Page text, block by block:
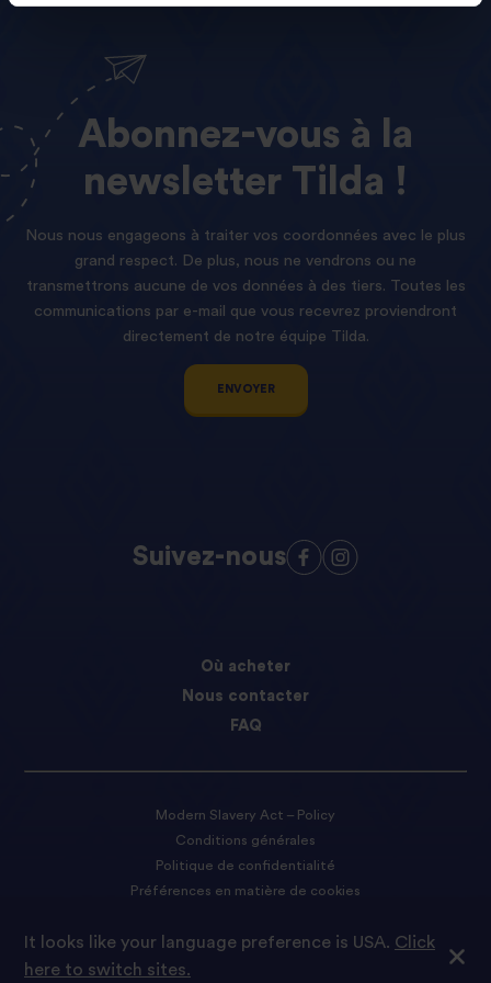
Abonnez-vous à
la
newsletter Tilda !
Nous nous engageons à traiter vos coordonnées avec le plus
grand respect. De plus, nous ne vendrons ou ne
transmettrons aucune de vos données à des tiers. Toutes les
communications par e-mail que vous recevrez proviendront
directement de notre équipe Tilda.
ENVOYER
Suivez-nous
Où acheter
Nous contacter
FAQ
Modern Slavery Act – Policy
Conditions générales
Politique de confidentialité
Préférences en matière de cookies
© 2021 Tilda Rice Nous sommes fiers de faire partie du groupe
It looks like your language preference is USA. Click
here to switch sites.